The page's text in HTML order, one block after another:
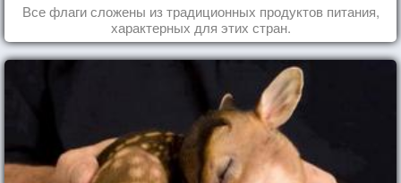
Все флаги сложены из традиционных продуктов питания,
характерных для этих стран.